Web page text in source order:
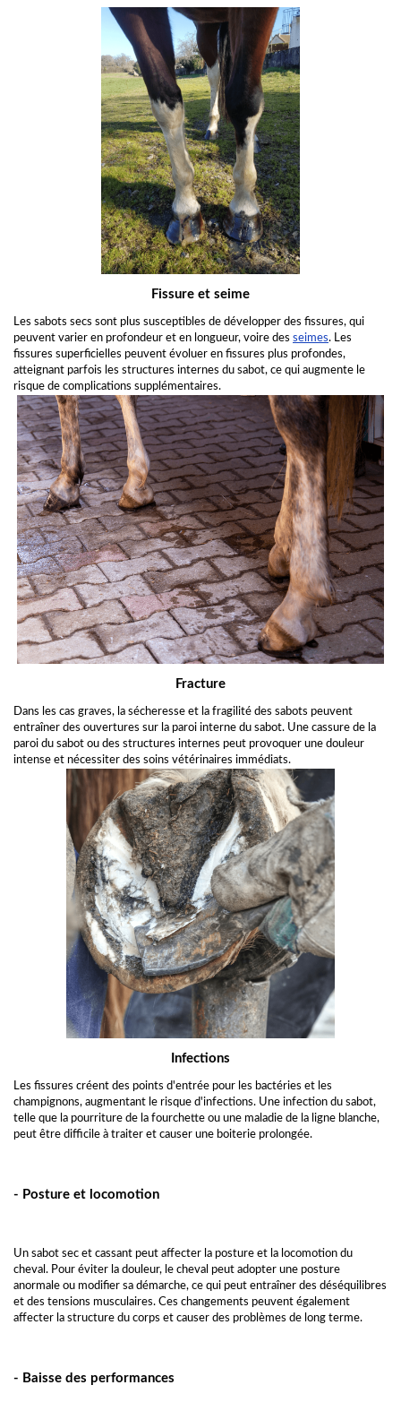
Fissure et seime
Les sabots secs sont plus susceptibles de développer des fissures, qui
peuvent varier en profondeur et en longueur, voire des seimes. Les
fissures superficielles peuvent évoluer en fissures plus profondes,
atteignant parfois les structures internes du sabot, ce qui augmente le
risque de complications supplémentaires.
Fracture
Dans les cas graves, la sécheresse et la fragilité des sabots peuvent
entraîner des ouvertures sur la paroi interne du sabot. Une cassure de la
paroi du sabot ou des structures internes peut provoquer une douleur
intense et nécessiter des soins vétérinaires immédiats.
Infections
Les fissures créent des points d'entrée pour les bactéries et les
champignons, augmentant le risque d'infections. Une infection du sabot,
telle que la pourriture de la fourchette ou une maladie de la ligne blanche,
peut être difficile à traiter et causer une boiterie prolongée.
- Posture et locomotion
Un sabot sec et cassant peut affecter la posture et la locomotion du
cheval. Pour éviter la douleur, le cheval peut adopter une posture
anormale ou modifier sa démarche, ce qui peut entraîner des déséquilibres
et des tensions musculaires. Ces changements peuvent également
affecter la structure du corps et causer des problèmes de long terme.
- Baisse des performances